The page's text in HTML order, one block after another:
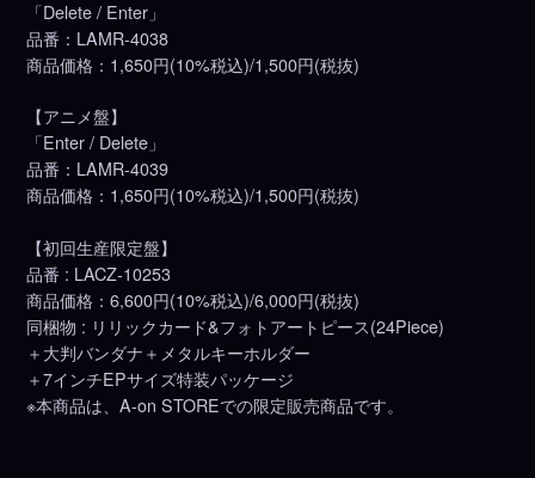
「Delete / Enter」
品番：LAMR-4038
商品価格：1,650円(10%税込)/1,500円(税抜)
【アニメ盤】
「Enter / Delete」
品番：LAMR-4039
商品価格：1,650円(10%税込)/1,500円(税抜)
【初回生産限定盤】
品番 : LACZ-10253
商品価格：6,600円(10%税込)/6,000円(税抜)
同梱物 : リリックカード&フォトアートピース(24Piece)
＋大判バンダナ＋メタルキーホルダー
＋7インチEPサイズ特装パッケージ
※本商品は、A-on STOREでの限定販売商品です。